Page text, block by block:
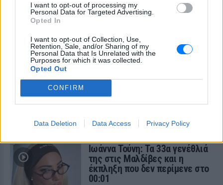
I want to opt-out of processing my
Personal Data for Targeted Advertising.
Opted In
I want to opt-out of Collection, Use,
Retention, Sale, and/or Sharing of my
Personal Data that Is Unrelated with the
Purposes for which it was collected.
Opted Out
CONFIRM
Data Deletion Data Access Privacy Policy
Ναταλία Γερμανού: Με μαύρο μπικίνι στην
παραλία της Κρήτης
Η παρουσιάστρια μοιράστηκε εικόνες χαλάρωσης από τις
καλοκαιρινές της διακοπές στην Κρήτη, ποζάροντας με το
ΠΡΙΝ 9 ΏΡΕΣ
Ιωάννα Τούνη: Τα 33α γενέθλιά
της στις Μαλδίβες και η
έκπληξη που δεν περίμενε στο
00:01